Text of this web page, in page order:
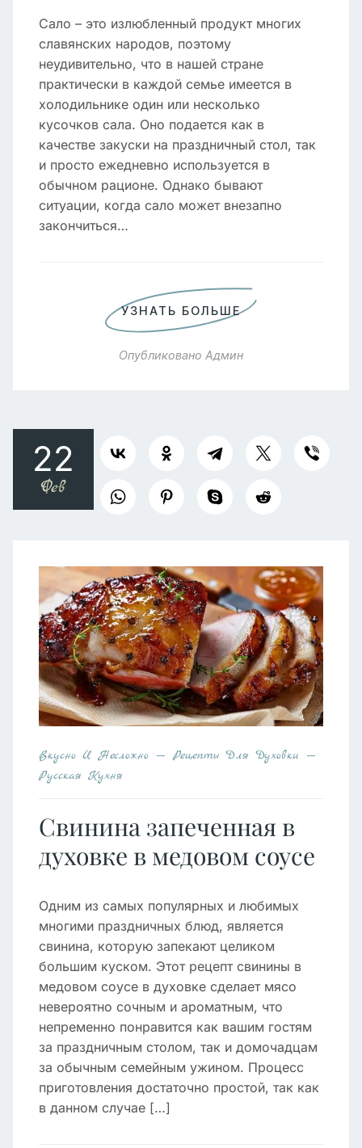
Сало – это излюбленный продукт многих
славянских народов, поэтому
неудивительно, что в нашей стране
практически в каждой семье имеется в
холодильнике один или несколько
кусочков сала. Оно подается как в
качестве закуски на праздничный стол, так
и просто ежедневно используется в
обычном рационе. Однако бывают
ситуации, когда сало может внезапно
закончиться…
УЗНАТЬ БОЛЬШЕ
Опубликовано Админ
22
Фев
Вкусно И Несложно
Рецепты Для Духовки
Русская Кухня
Свинина запеченная в
духовке в медовом соусе
Одним из самых популярных и любимых
многими праздничных блюд, является
свинина, которую запекают целиком
большим куском. Этот рецепт свинины в
медовом соусе в духовке сделает мясо
невероятно сочным и ароматным, что
непременно понравится как вашим гостям
за праздничным столом, так и домочадцам
за обычным семейным ужином. Процесс
приготовления достаточно простой, так как
в данном случае […]